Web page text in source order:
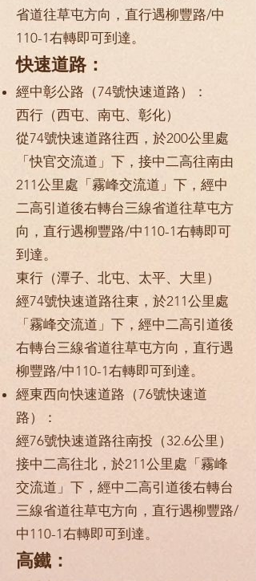
省道往草屯方向，直行遇柳豐路/中
110-1右轉即可到達。
快速道路：
經中彰公路（74號快速道路）：
西行（西屯、南屯、彰化）
從74號快速道路往西，於200公里處
「快官交流道」下，接中二高往南由
211公里處「霧峰交流道」下，經中
二高引道後右轉台三線省道往草屯方
向，直行遇柳豐路/中110-1右轉即可
到達。
東行（潭子、北屯、太平、大里）
經74號快速道路往東，於211公里處
「霧峰交流道」下，經中二高引道後
右轉台三線省道往草屯方向，直行遇
柳豐路/中110-1右轉即可到達。
經東西向快速道路（76號快速道
路）：
經76號快速道路往南投（32.6公里）
接中二高往北，於211公里處「霧峰
交流道」下，經中二高引道後右轉台
三線省道往草屯方向，直行遇柳豐路/
中110-1右轉即可到達。
高鐵：